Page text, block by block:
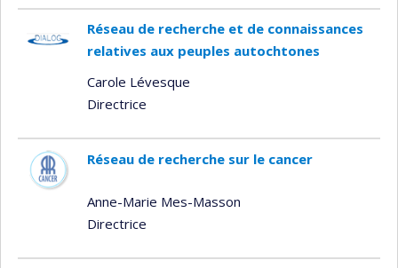
Réseau de recherche et de connaissances
relatives aux peuples autochtones
Carole Lévesque
Directrice
Réseau de recherche sur le cancer
Anne-Marie Mes-Masson
Directrice